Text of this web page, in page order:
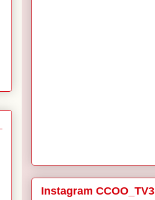
Instagram CCOO_TV3